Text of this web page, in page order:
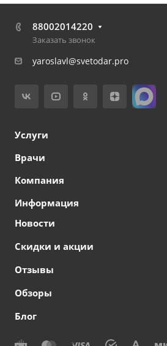
88002014220
Заказать звонок
yaroslavl@svetodar.pro
Услуги
Врачи
Компания
Информация
Новости
Скидки и акции
Отзывы
Обзоры
Блог